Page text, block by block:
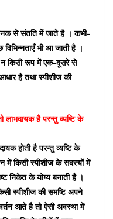
से संतति में जाते है । कभी-
भी आ जाती है ।
न किसी रूप में एक-दूसरे से
है तथा स्पीशीज की
लाभदायक है परन्तु व्यष्टि के
होती है परन्तु व्यष्टि के
में किसी स्पीशीज के सदस्यों में
निकेत के योग्य बनाती है ।
स्पीशीज की समष्टि अपने
आते है तो ऐसी अवस्था में